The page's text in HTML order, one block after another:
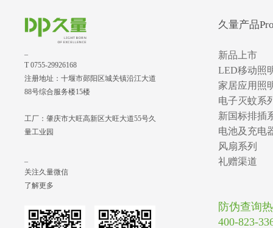
T 0755-29926168
注册地址：十堰市郧阳区城关镇沿江大道
88号综合服务楼15楼
工厂：肇庆市大旺高新区大旺大道55号久
量工业园
关注久量微信
了解更多
久量产品
新品上市
LED移动照
家居应用照
电子灭蚊系
新国标排插
电池及充电
风扇系列
礼赠渠道
防伪查询
400-823-